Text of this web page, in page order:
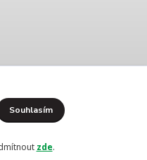
Neváhejte se zeptat:
Souhlasím
zde.